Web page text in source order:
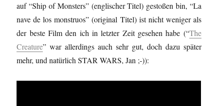
auf “Ship of Monsters” (englischer Titel) gestoßen bin, “La
nave de los monstruos” (original Titel) ist nicht weniger als
der beste Film den ich in letzter Zeit gesehen habe (“The
Creature” war allerdings auch sehr gut, doch dazu später
mehr, und natürlich STAR WARS, Jan ;-)):